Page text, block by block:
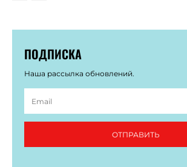
ПОДПИСКА
Наша рассылка обновлений.
ОТПРАВИТЬ